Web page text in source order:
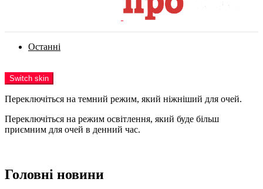
Останні
Switch skin
Переключіться на темний режим, який ніжніший для очей.
Переключіться на режим освітлення, який буде більш
приємним для очей в денний час.
Головні новини